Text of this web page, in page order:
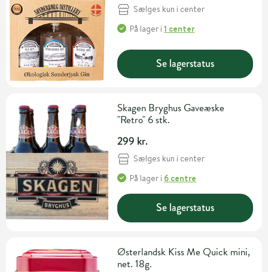
Sælges kun i center
På lager i1 center
Se lagerstatus
Skagen Bryghus Gaveæske
"Retro" 6 stk.
299 kr.
Sælges kun i center
På lager i 6 centre
Se lagerstatus
Østerlandsk Kiss Me Quick mini,
net. 18g.